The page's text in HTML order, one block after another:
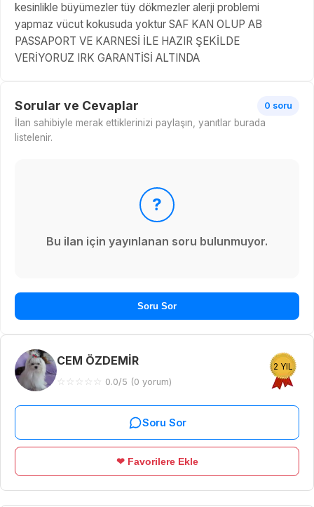
kesinlikle büyümezler tüy dökmezler alerji problemi
yapmaz vücut kokusuda yoktur SAF KAN OLUP AB
PASSAPORT VE KARNESİ İLE HAZIR ŞEKİLDE
VERİYORUZ IRK GARANTİSİ ALTINDA
Sorular ve Cevaplar 0 soru
İlan sahibiyle merak ettiklerinizi paylaşın, yanıtlar burada
listelenir.
?
Bu ilan için yayınlanan soru bulunmuyor.
Soru Sor
CEM ÖZDEMİR
☆ ☆ ☆ ☆ ☆ 0.0/5 (0 yorum)
2 YIL
Soru Sor
❤ Favorilere Ekle